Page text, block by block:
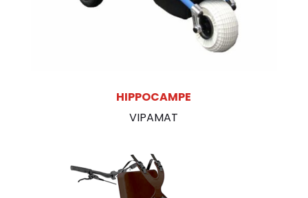
HIPPOCAMPE
VIPAMAT